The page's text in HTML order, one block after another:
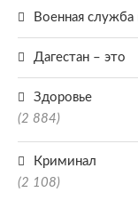
Военная служба
Дагестан – это
Здоровье
(2 884)
Криминал
(2 108)